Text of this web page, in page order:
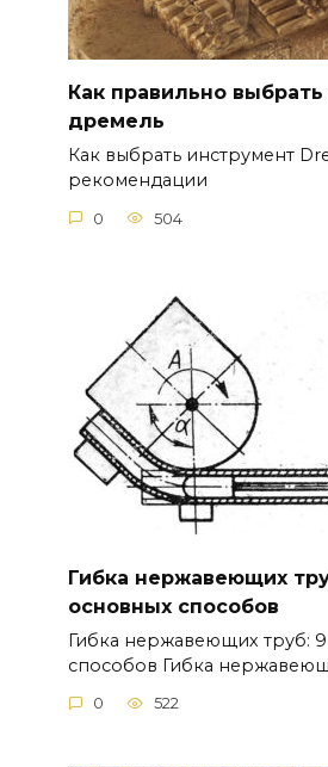
Как правильно
дремель
Как выбрать инструмент
рекомендации
0 504
Гибка нержавеющих
основных способов
Гибка нержавеющих труб:
способов Гибка
0 522